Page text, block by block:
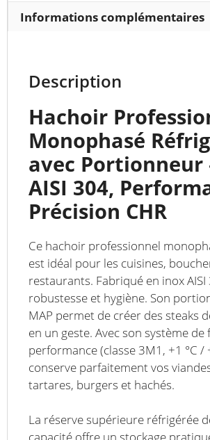
Informations complémentaires
Description
Hachoir
Monophasé
avec Portionneur
AISI 304,
Précision CHR
Ce hachoir professionnel
est idéal pour les cuisines,
restaurants. Fabriqué en inox
robustesse et hygiène. Son
MAP permet de créer des steaks
en un geste. Avec son système
performance (classe 3M1, +1 °C /
conserve parfaitement vos
tartares, burgers et hachés.
La réserve supérieure réfrigérée